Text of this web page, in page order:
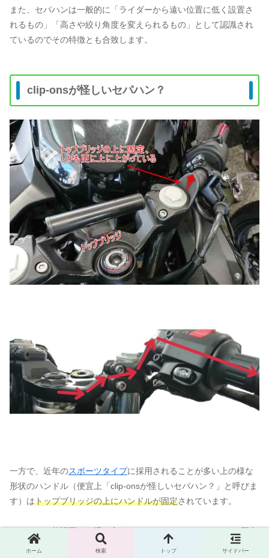
また、セパハンは一般的に「ライダーから遠い位置に低く設置さ
れるもの」「高さや絞り角度を変えられるもの」として認識され
ているのでその特徴とも合致します。
clip-onsが怪しいセパハン？
一方で、近年のスポーツタイプに採用されることが多い上の様な
形状のハンドル（便宜上「clip-onsが怪しいセパハン？」と呼びま
す）はトップブリッジの上にハンドルが固定されています。
セパハンの英語圏での呼び方、clip-onsはフロントフォークに固定
されるが故の呼び名ですが「clip-onsが怪しいセパハン？」はフロ
ホーム 検索 トップ サイドバー